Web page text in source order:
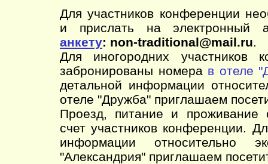
Для участников конференции
и прислать на электронный
анкету: non-traditional@mail.ru.
Для иногородних участников
забронированы номера в отеле
детальной информации
отеле "Дружба" приглашаем
Проезд, питание и проживание
счет участников конференции.
информации относительно
"Александрия" приглашаем